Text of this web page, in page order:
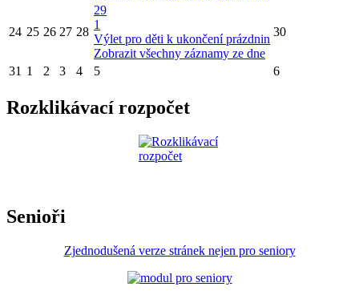
24 25 26 27 28
29
1
Výlet pro děti k ukončení prázdnin
Zobrazit všechny záznamy ze dne
30
31 1 2 3 4 5 6
Rozklikávací rozpočet
Senioři
Zjednodušená verze stránek nejen pro seniory